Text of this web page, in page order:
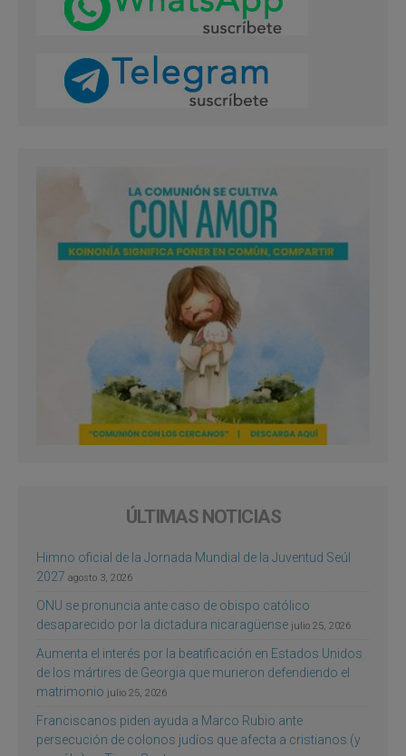
ÚLTIMAS NOTICIAS
Himno oficial de la Jornada Mundial de la Juventud Seúl
2027 agosto 3, 2026
ONU se pronuncia ante caso de obispo católico
desaparecido por la dictadura nicaragüense julio 25, 2026
Aumenta el interés por la beatificación en Estados Unidos
de los mártires de Georgia que murieron defendiendo el
matrimonio julio 25, 2026
Franciscanos piden ayuda a Marco Rubio ante
persecución de colonos judíos que afecta a cristianos (y